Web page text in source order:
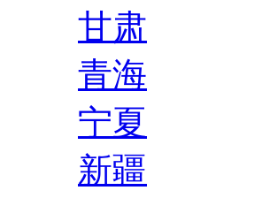
甘肃
青海
宁夏
新疆